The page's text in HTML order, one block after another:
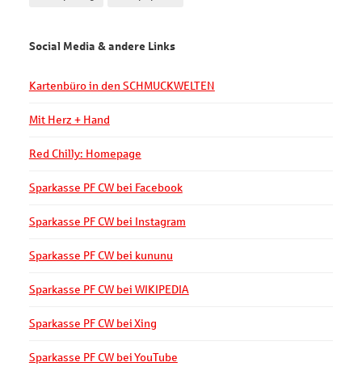
Social Media & andere Links
Kartenbüro in den SCHMUCKWELTEN
Mit Herz + Hand
Red Chilly: Homepage
Sparkasse PF CW bei Facebook
Sparkasse PF CW bei Instagram
Sparkasse PF CW bei kununu
Sparkasse PF CW bei WIKIPEDIA
Sparkasse PF CW bei Xing
Sparkasse PF CW bei YouTube